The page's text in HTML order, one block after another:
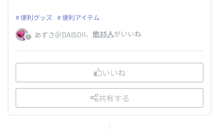
便利グッズ 便利アイテム
あずさ＠DAISO!!、 他35人がいいね
いいね
共有する